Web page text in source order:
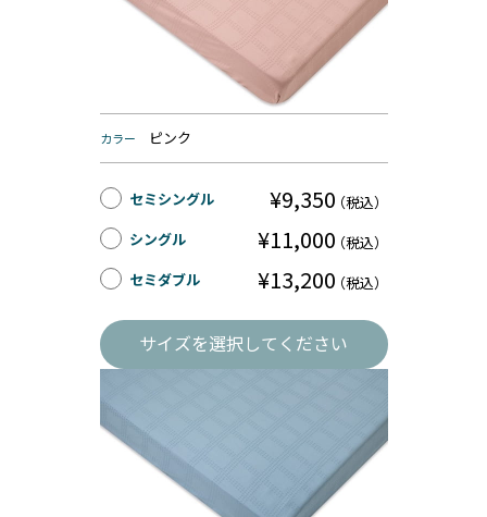
カラー ピンク
セミシングル ¥9,350（税込）
シングル
¥11,000（税込）
セミダブル
¥13,200（税込）
サイズを選択してください